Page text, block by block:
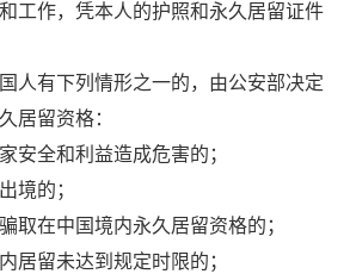
工作，凭本人的护照和永久居留证件
有下列情形之一的，由公安部决定
居留资格：
全和利益造成危害的；
的；
在中国境内永久居留资格的；
留未达到规定时限的；